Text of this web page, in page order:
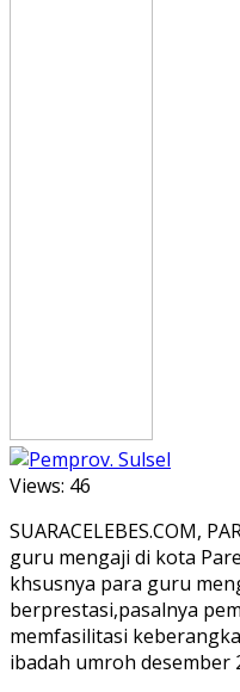
Views: 46
SUARACELEBES.COM,
guru mengaji di kota
khsusnya para guru
berprestasi,pasalnya
memfasilitasi
ibadah umroh desember